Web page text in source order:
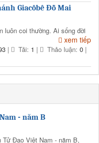
Giacôbê Đỗ Mai
luôn coi thường. Ai sống đời
xem tiếp
| Tải: 1 | Thảo luận: 0 |
- năm B
Tử Đạo Việt Nam - năm B,